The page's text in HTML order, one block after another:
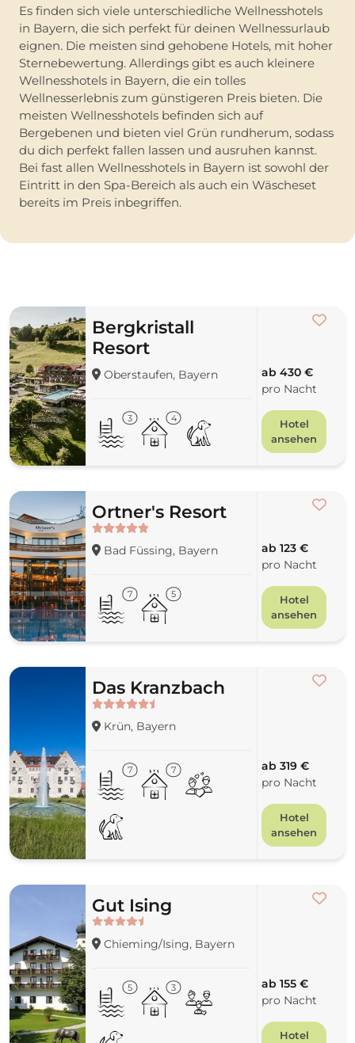
Es finden sich viele unterschiedliche Wellnesshotels
in Bayern, die sich perfekt für deinen Wellnessurlaub
eignen. Die meisten sind gehobene Hotels, mit hoher
Sternebewertung. Allerdings gibt es auch kleinere
Wellnesshotels in Bayern, die ein tolles
Wellnesserlebnis zum günstigeren Preis bieten. Die
meisten Wellnesshotels befinden sich auf
Bergebenen und bieten viel Grün rundherum, sodass
du dich perfekt fallen lassen und ausruhen kannst.
Bei fast allen Wellnesshotels in Bayern ist sowohl der
Eintritt in den Spa-Bereich als auch ein Wäscheset
bereits im Preis inbegriffen.
Bergkristall
Resort
Oberstaufen, Bayern
3 4
ab 430 €
pro Nacht
Hotel
ansehen
Ortner's Resort
Bad Füssing, Bayern
7 5
ab 123 €
pro Nacht
Hotel
ansehen
Das Kranzbach
Krün, Bayern
7 7
ab 319 €
pro Nacht
Hotel
ansehen
Gut Ising
Chieming/Ising, Bayern
5 3
ab 155 €
pro Nacht
Hotel